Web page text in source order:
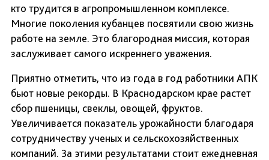
кто трудится в агропромышленном комплексе.
Многие поколения кубанцев посвятили свою жизнь
работе на земле. Это благородная миссия, которая
заслуживает самого искреннего уважения.
Приятно отметить, что из года в год работники АПК
бьют новые рекорды. В Краснодарском крае растет
сбор пшеницы, свеклы, овощей, фруктов.
Увеличивается показатель урожайности благодаря
сотрудничеству ученых и сельскохозяйственных
компаний. За этими результатами стоит ежедневная